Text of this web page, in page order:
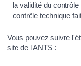
la validité du
contrôle technique
Vous pouvez suivre
site de l'ANTS :